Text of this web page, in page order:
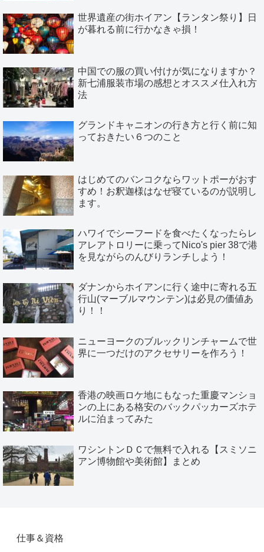
世界遺産の街ホイアン【ランタン祭り】日
が暮れる前に行かなきゃ損！
中国での服の買い付けが気になりますか？
新七浦服装市場の感想とオススメ仕入れ方
法
グランドキャニオンの行き方と行く前に知
っておきたい６つのこと
はじめてのバンコクならワットポーがおす
すめ！お釈迦様はなぜ寝ているのが説明し
ます。
ハワイでシーフードを食べたくなったらレ
アレアトロリーに乗ってNico's pier 38で港
を見ながらのんびりランチしよう！
ダナンからホイアンに行く途中に寄れる五
行山(マーブルマウンテン)は必見の価値あ
り！！
ニューヨークのブルックリンチャームで世
界に一つだけのアクセサリーを作ろう！
香港の映画ロケ地にもなった重慶マンショ
ンの上にある格安のバックパッカーズホテ
ルに泊まってみた
ワシントンＤＣで無料で入れる【スミソニ
アン博物館や美術館】まとめ
仕事＆資格